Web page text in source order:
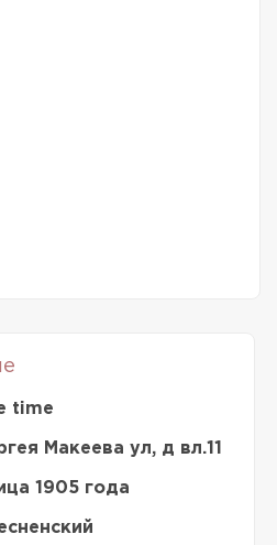
time
Макеева ул, д вл.11
1905 года